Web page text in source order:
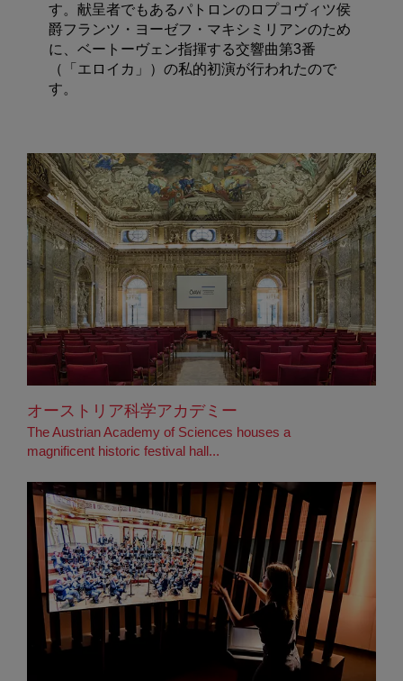
す。献呈者でもあるパトロンのロプコヴィツ侯
爵フランツ・ヨーゼフ・マキシミリアンのため
に、ベートーヴェン指揮する交響曲第3番
（「エロイカ」）の私的初演が行われたので
す。
オーストリア科学アカデミー
The Austrian Academy of Sciences houses a
magnificent historic festival hall...